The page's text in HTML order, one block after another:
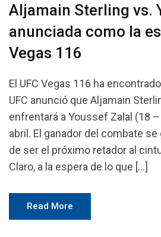
Aljamain Sterling vs.
anunciada como la
Vegas 116
El UFC Vegas 116 ha
UFC anunció que Aljamain
enfrentará a Youssef Zalal (18
abril. El ganador del combate
de ser el próximo retador al
Claro, a la espera de lo que […]
Read More